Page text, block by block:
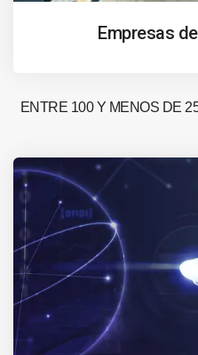
Empresas
ENTRE 100 Y MENOS DE